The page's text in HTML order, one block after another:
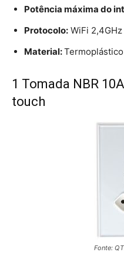
Potência máxima do
Protocolo: WiFi
Material:
1 Tomada NBR
touch
Fonte: